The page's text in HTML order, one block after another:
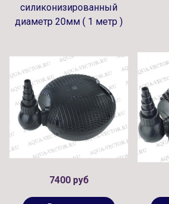
силиконизированный
диаметр 20мм ( 1 метр )
7400 руб